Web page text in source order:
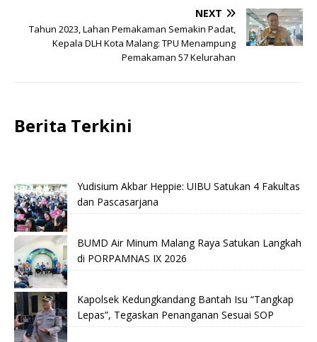
NEXT
Tahun 2023, Lahan Pemakaman Semakin Padat,
Kepala DLH Kota Malang: TPU Menampung
Pemakaman 57 Kelurahan
Berita Terkini
Yudisium Akbar Heppie: UIBU Satukan 4 Fakultas
dan Pascasarjana
BUMD Air Minum Malang Raya Satukan Langkah
di PORPAMNAS IX 2026
Kapolsek Kedungkandang Bantah Isu “Tangkap
Lepas”, Tegaskan Penanganan Sesuai SOP